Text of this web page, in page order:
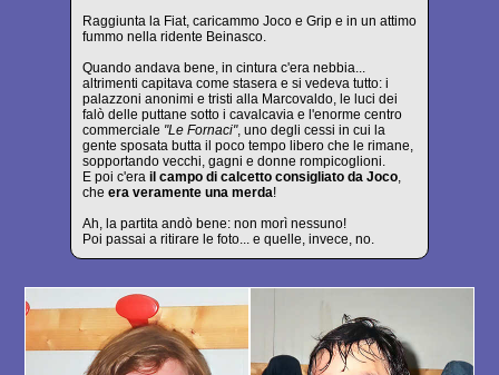
Raggiunta la Fiat, caricammo Joco e Grip e in un attimo
fummo nella ridente Beinasco.
Quando andava bene, in cintura c'era nebbia...
altrimenti capitava come stasera e si vedeva tutto: i
palazzoni anonimi e tristi alla Marcovaldo, le luci dei
falò delle puttane sotto i cavalcavia e l'enorme centro
commerciale "Le Fornaci", uno degli cessi in cui la
gente sposata butta il poco tempo libero che le rimane,
sopportando vecchi, gagni e donne rompicoglioni.
E poi c'era il campo di calcetto consigliato da Joco,
che era veramente una merda!
Ah, la partita andò bene: non morì nessuno!
Poi passai a ritirare le foto... e quelle, invece, no.